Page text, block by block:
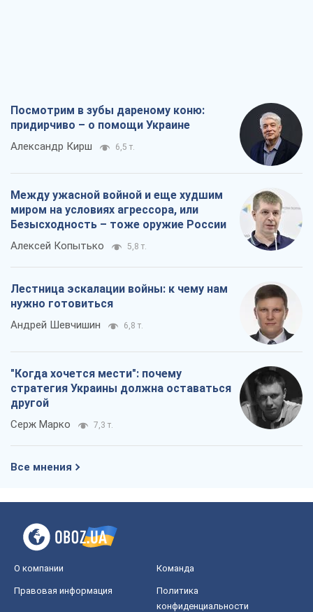
Посмотрим в зубы дареному коню:
придирчиво – о помощи Украине
Александр Кирш 6,5 т.
Между ужасной войной и еще худшим
миром на условиях агрессора, или
Безысходность – тоже оружие России
Алексей Копытько 5,8 т.
Лестница эскалации войны: к чему нам
нужно готовиться
Андрей Шевчишин 6,8 т.
"Когда хочется мести": почему
стратегия Украины должна оставаться
другой
Серж Марко 7,3 т.
Все мнения
О компании Команда
Правовая информация
Политика
конфиденциальности